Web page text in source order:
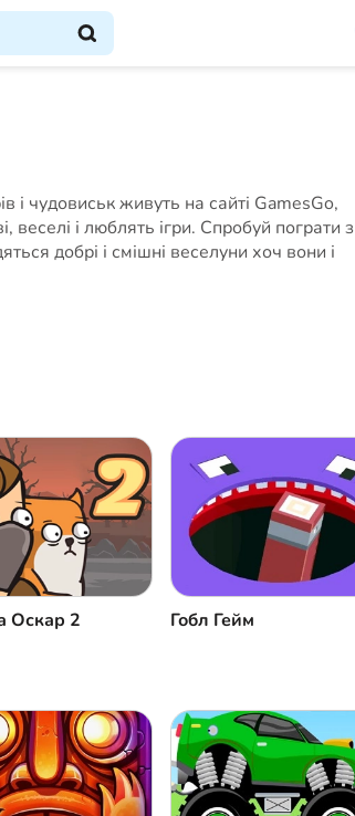
і чудовиськ живуть на сайті GamesGo,
веселі і люблять ігри. Спробуй пограти з
добрі і смішні веселуни хоч вони і
Оскар 2 Гобл Гейм